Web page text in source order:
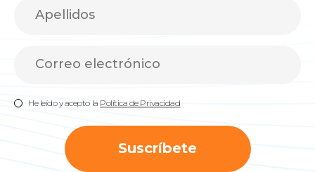
He leído y acepto la Política de Privacidad
Suscríbete